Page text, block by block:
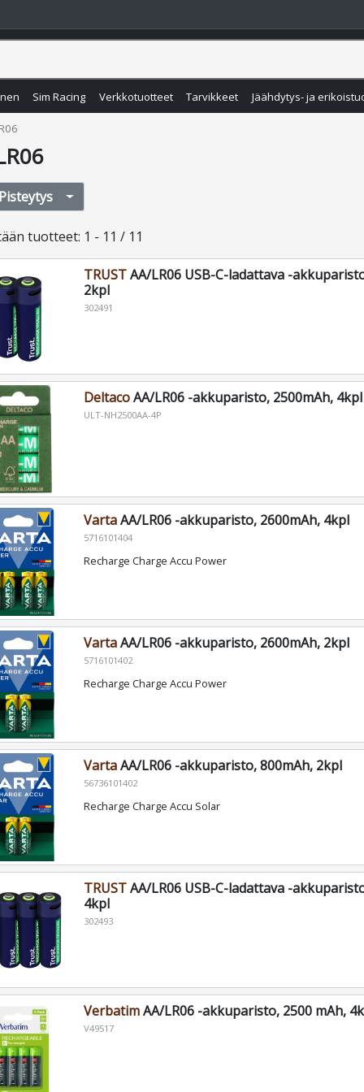
Sim Racing Verkkotuotteet Tarvikkeet Jäähdytys- ja
tuotteet: 1 - 11 / 11
TRUSTAA/LR06 USB-C-ladattava -
2kpl
302491
DeltacoAA/LR06 -akkuparisto, 2500mAh, 4kpl
ULT-NH2500AA-4P
VartaAA/LR06 -akkuparisto, 2600mAh, 4kpl
5716101404
Recharge Charge Accu Power
VartaAA/LR06 -akkuparisto, 2600mAh, 2kpl
5716101402
Recharge Charge Accu Power
VartaAA/LR06 -akkuparisto, 800mAh, 2kpl
56736101402
Recharge Charge Accu Solar
TRUSTAA/LR06 USB-C-ladattava -
4kpl
302493
VerbatimAA/LR06 -akkuparisto, 2500 mAh,
V49517